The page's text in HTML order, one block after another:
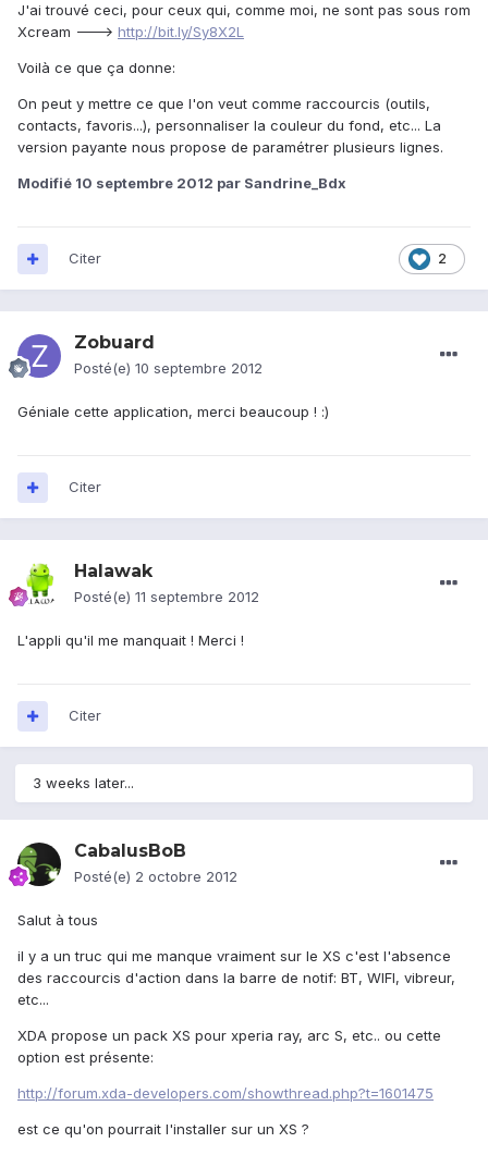
J'ai trouvé ceci, pour ceux qui, comme moi, ne sont pas sous rom
Xcream ---> http://bit.ly/Sy8X2L
Voilà ce que ça donne:
On peut y mettre ce que l'on veut comme raccourcis (outils,
contacts, favoris...), personnaliser la couleur du fond, etc... La
version payante nous propose de paramétrer plusieurs lignes.
Modifié 10 septembre 2012 par Sandrine_Bdx
2
Citer
Zobuard
Posté(e) 10 septembre 2012
Géniale cette application, merci beaucoup ! :)
Citer
Halawak
Posté(e) 11 septembre 2012
L'appli qu'il me manquait ! Merci !
Citer
3 weeks later...
CabalusBoB
Posté(e) 2 octobre 2012
Salut à tous
il y a un truc qui me manque vraiment sur le XS c'est l'absence
des raccourcis d'action dans la barre de notif: BT, WIFI, vibreur,
etc...
XDA propose un pack XS pour xperia ray, arc S, etc.. ou cette
option est présente:
http://forum.xda-developers.com/showthread.php?t=1601475
est ce qu'on pourrait l'installer sur un XS ?